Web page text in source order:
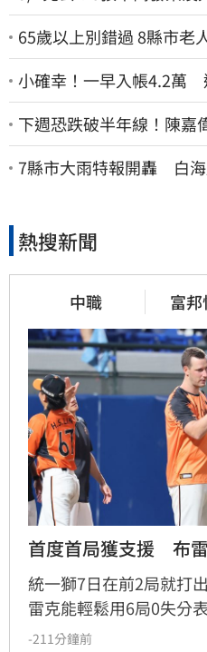
65歲以上別錯過 8縣市老
小確幸！一早入帳4.2萬
下週恐跌破半年線！陳嘉
波」：空頭大屠殺剛開始
7縣市大雨特報開轟 白
熱搜新聞
中職 富
首度首局獲支援　布
統一獅7日在前2局就打
雷克能輕鬆用6局0失分
表示今晚投球特別輕鬆
-211分鐘前